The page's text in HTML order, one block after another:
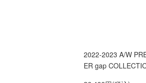
2022-2023 A/W
ER gap